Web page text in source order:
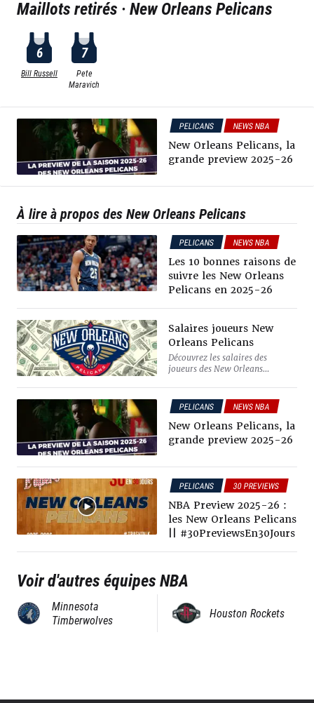
Maillots retirés ·New Orleans Pelicans
6
Bill Russell
7
Pete
Maravich
PELICANS NEWS NBA
New Orleans Pelicans, la
grande preview 2025-26
À lire à propos des New Orleans Pelicans
PELICANS NEWS NBA
Les 10 bonnes raisons de
suivre les New Orleans
Pelicans en 2025-26
Salaires joueurs New
Orleans Pelicans
Découvrez les salaires des
joueurs des New Orleans
payé quelques dollars aux plus
grands touchant des millions.
PELICANS NEWS NBA
New Orleans Pelicans, la
grande preview 2025-26
PELICANS 30 PREVIEWS
NBA Preview 2025-26 :
les New Orleans Pelicans
|| #30PreviewsEn30Jours
Voir d'autres équipes NBA
Minnesota
Timberwolves
Houston Rockets